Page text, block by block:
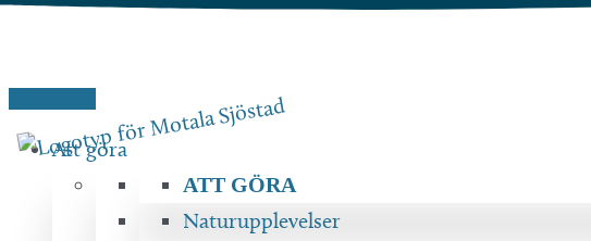
innehåll
Att göra
ATT GÖRA
Naturupplevelser